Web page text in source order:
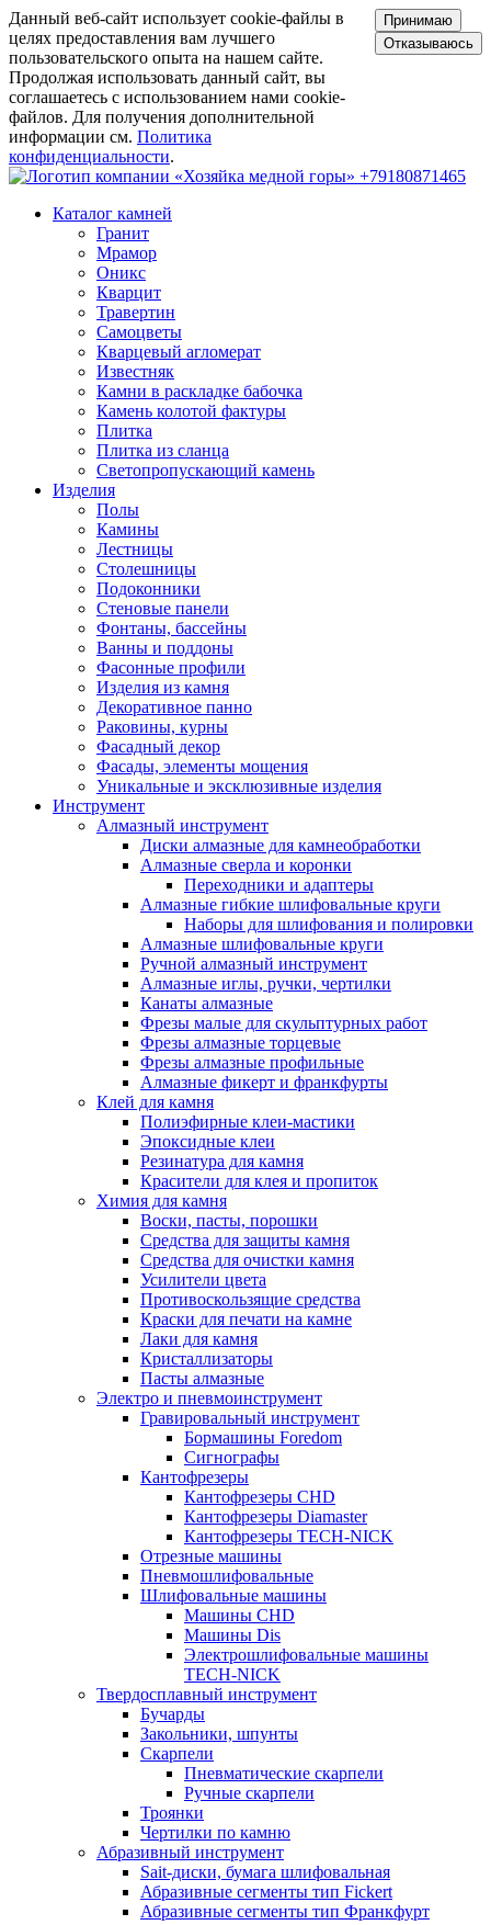
Данный веб-сайт использует cookie-файлы в
целях предоставления вам лучшего
пользовательского опыта на нашем сайте.
Продолжая использовать данный сайт, вы
соглашаетесь с использованием нами cookie-
файлов. Для получения дополнительной
информации см. Политика
конфиденциальности.
Принимаю
Отказываюсь
+79180871465
Каталог камней
Гранит
Мрамор
Оникс
Кварцит
Травертин
Самоцветы
Кварцевый агломерат
Известняк
Камни в раскладке бабочка
Камень колотой фактуры
Плитка
Плитка из сланца
Светопропускающий камень
Изделия
Полы
Камины
Лестницы
Столешницы
Подоконники
Стеновые панели
Фонтаны, бассейны
Ванны и поддоны
Фасонные профили
Изделия из камня
Декоративное панно
Раковины, курны
Фасадный декор
Фасады, элементы мощения
Уникальные и эксклюзивные изделия
Инструмент
Алмазный инструмент
Диски алмазные для камнеобработки
Алмазные сверла и коронки
Переходники и адаптеры
Алмазные гибкие шлифовальные круги
Наборы для шлифования и полировки
Алмазные шлифовальные круги
Ручной алмазный инструмент
Алмазные иглы, ручки, чертилки
Канаты алмазные
Фрезы малые для скульптурных работ
Фрезы алмазные торцевые
Фрезы алмазные профильные
Алмазные фикерт и франкфурты
Клей для камня
Полиэфирные клеи-мастики
Эпоксидные клеи
Резинатура для камня
Красители для клея и пропиток
Химия для камня
Воски, пасты, порошки
Средства для защиты камня
Средства для очистки камня
Усилители цвета
Противоскользящие средства
Краски для печати на камне
Лаки для камня
Кристаллизаторы
Пасты алмазные
Электро и пневмоинструмент
Гравировальный инструмент
Бормашины Foredom
Сигнографы
Кантофрезеры
Кантофрезеры CHD
Кантофрезеры Diamaster
Кантофрезеры TECH-NICK
Отрезные машины
Пневмошлифовальные
Шлифовальные машины
Машины CHD
Машины Dis
Электрошлифовальные машины
TECH-NICK
Твердосплавный инструмент
Бучарды
Закольники, шпунты
Скарпели
Пневматические скарпели
Ручные скарпели
Троянки
Чертилки по камню
Абразивный инструмент
Sait-диски, бумага шлифовальная
Абразивные сегменты тип Fickert
Абразивные сегменты тип Франкфурт